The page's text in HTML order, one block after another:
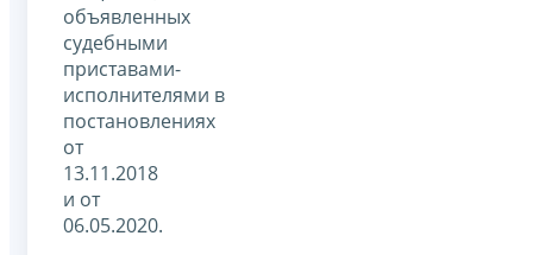
объявленных
судебными
приставами-
исполнителями в
постановлениях
от
13.11.2018
и от
06.05.2020.